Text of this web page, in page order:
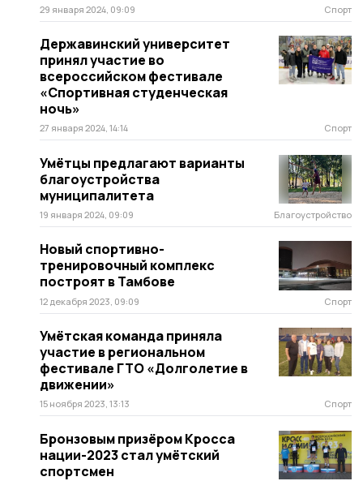
29 января 2024, 09:09 Спорт
Державинский университет
принял участие во
всероссийском фестивале
«Спортивная студенческая
ночь»
27 января 2024, 14:14 Спорт
Умётцы предлагают варианты
благоустройства
муниципалитета
19 января 2024, 09:09 Благоустройство
Новый спортивно-
тренировочный комплекс
построят в Тамбове
12 декабря 2023, 09:09 Спорт
Умётская команда приняла
участие в региональном
фестивале ГТО «Долголетие в
движении»
15 ноября 2023, 13:13 Спорт
Бронзовым призёром Кросса
нации-2023 стал умётский
спортсмен